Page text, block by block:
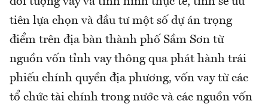
tiên lựa chọn và đầu tư một số dự án trọng
điểm trên địa bàn thành phố Sầm Sơn từ
nguồn vốn tỉnh vay thông qua phát hành trái
phiếu chính quyền địa phương, vốn vay từ các
tổ chức tài chính trong nước và các nguồn vốn